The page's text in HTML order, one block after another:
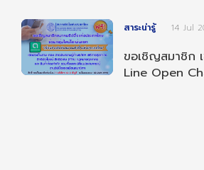
สาระน่ารู้ 14 Jul
ขอเชิญสมาชิก
Line Open